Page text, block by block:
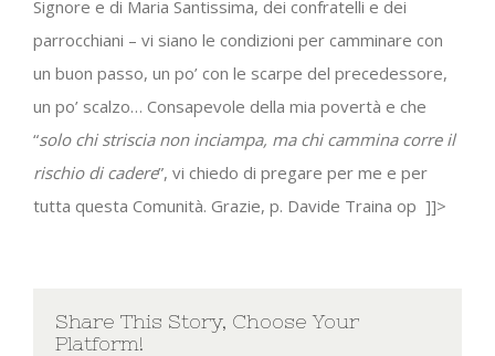
Signore e di Maria Santissima, dei confratelli e dei
parrocchiani – vi siano le condizioni per camminare con
un buon passo, un po’ con le scarpe del precedessore,
un po’ scalzo… Consapevole della mia povertà e che
“solo chi striscia non inciampa, ma chi cammina corre il
rischio di cadere”, vi chiedo di pregare per me e per
tutta questa Comunità. Grazie, p. Davide Traina op ]]>
Share This Story, Choose Your
Platform!